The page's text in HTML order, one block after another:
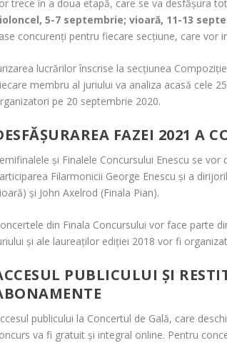
trece în a doua etapă, care se va desfășura
5-7 septembrie; vioară, 11-13
concurenți pentru fiecare secțiune, care vor
lucrărilor înscrise la secțiunea
membru al juriului va analiza acasă cele
pe 20 septembrie 2020.
FAZEI 2021 A
și Finalele Concursului Enescu se
Filarmonicii George Enescu și a
și John Axelrod (Finala Pian).
din Finala Concursului vor face parte
și ale laureaților ediției 2018 vor fi
PUBLICULUI ȘI
publicului la Concertul de Gală, care
va fi gratuit și integral online. Pentru